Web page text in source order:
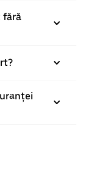
fără